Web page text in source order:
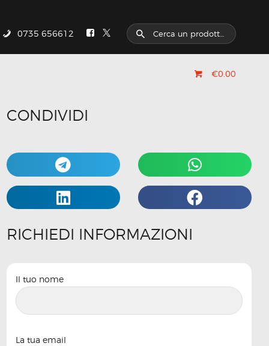
0735 656612
€0.00
CONDIVIDI
RICHIEDI INFORMAZIONI
Il tuo nome
La tua email